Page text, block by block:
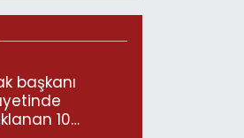
başkanı
10